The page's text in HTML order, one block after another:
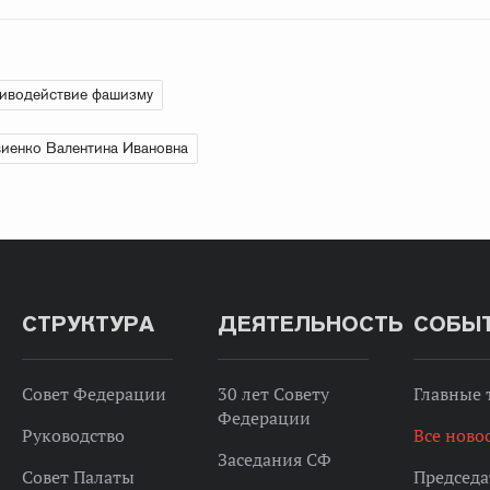
фашизму
Валентина Ивановна
СТРУКТУРА
Совет Федерации
Руководство
Совет Палаты
ДЕЯТЕЛЬНОСТЬ
30 лет Совету
Федерации
Заседания СФ
Главные
Все